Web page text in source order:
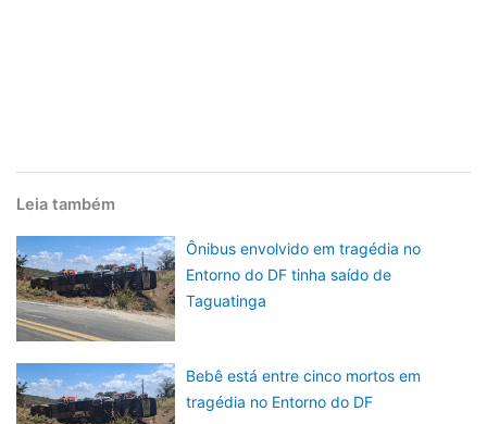
Leia também
Ônibus envolvido em tragédia no
Entorno do DF tinha saído de
Taguatinga
Bebê está entre cinco mortos em
tragédia no Entorno do DF